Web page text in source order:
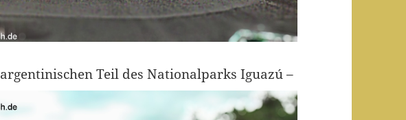
Teil des Nationalparks Iguazú –